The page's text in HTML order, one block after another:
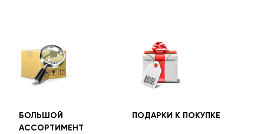
БОЛЬШОЙ
АССОРТИМЕНТ
ПОДАРКИ К ПОКУПКЕ